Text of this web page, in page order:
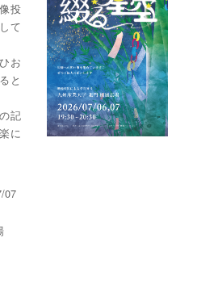
投
て
お
と
記
に
07